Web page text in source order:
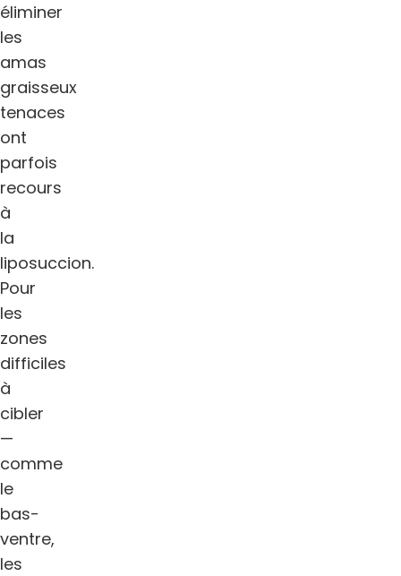
éliminer
les
amas
graisseux
tenaces
ont
parfois
recours
à
la
liposuccion.
Pour
les
zones
difficiles
à
cibler
—
comme
le
bas-
ventre,
les